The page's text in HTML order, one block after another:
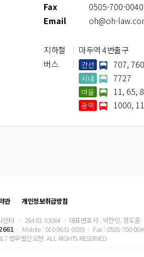
Fax
0505-700-0040
Email oh@oh-
지하철
마두역 4번출구
버스
간선 707, 760
시내 7727
마을 11, 65,
광역 1000,
관
개인정보취급방침
센터
264-81-33064 대표변호사 : 박찬민, 정도훈
Mobile : 010-9631-0039
Fax : 0505-700-
법무법인오현. ALL RIGHTS RESERVED